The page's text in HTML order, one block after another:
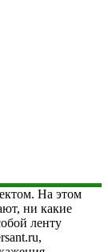
На этом
ни какие
ленту